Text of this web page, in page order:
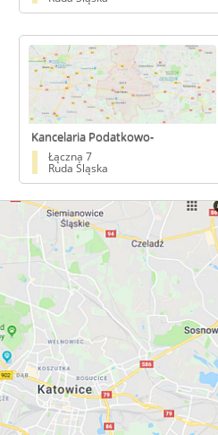
Kancelaria Podatkowo-
Rachunkowa TAX Sp. z o.o.
Łączna 7
Ruda Śląska